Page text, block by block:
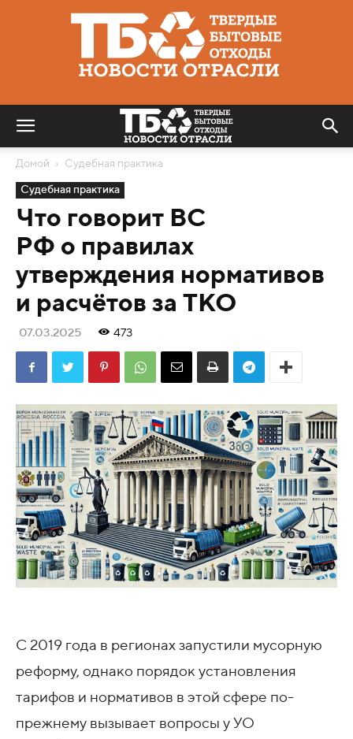
Твердые
бытовые
отходы
|
Домой Судебная практика
Судебная практика
Что говорит ВС
РФ о правилах
утверждения нормативов
и расчётов за ТКО
07.03.2025 473
С 2019 года в регионах запустили мусорную
реформу, однако порядок установления
тарифов и нормативов в этой сфере по-
прежнему вызывает вопросы у УО